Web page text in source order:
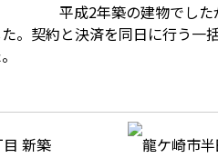
平成2年築の建物でし
。契約と決済を同日に行う一